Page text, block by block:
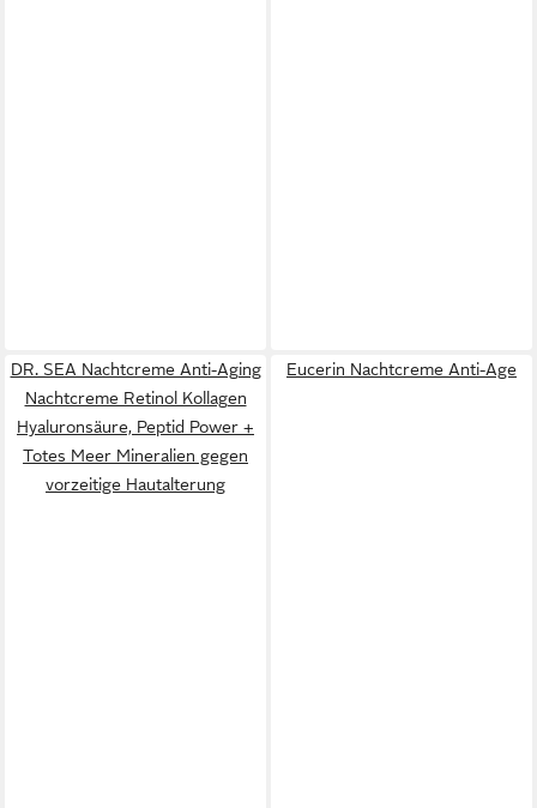
DR. SEA Nachtcreme Anti-Aging
Nachtcreme Retinol Kollagen
Hyaluronsäure, Peptid Power +
Totes Meer Mineralien gegen
vorzeitige Hautalterung
Eucerin Nachtcreme Anti-Age